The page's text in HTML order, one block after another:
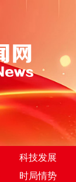
科技发展
时局情势